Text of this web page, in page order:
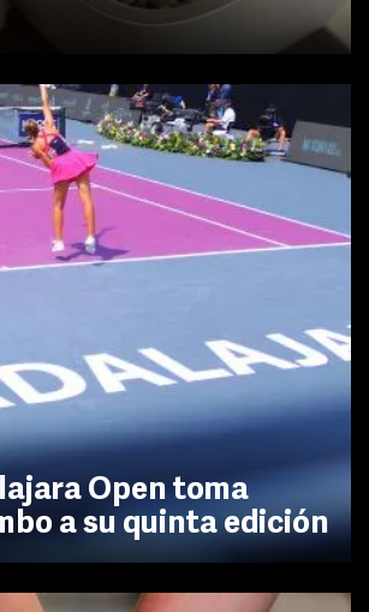
Open toma
a su quinta edición